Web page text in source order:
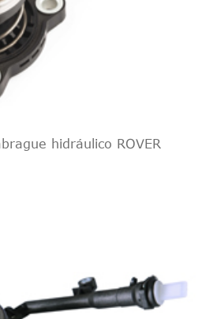
hidráulico ROVER